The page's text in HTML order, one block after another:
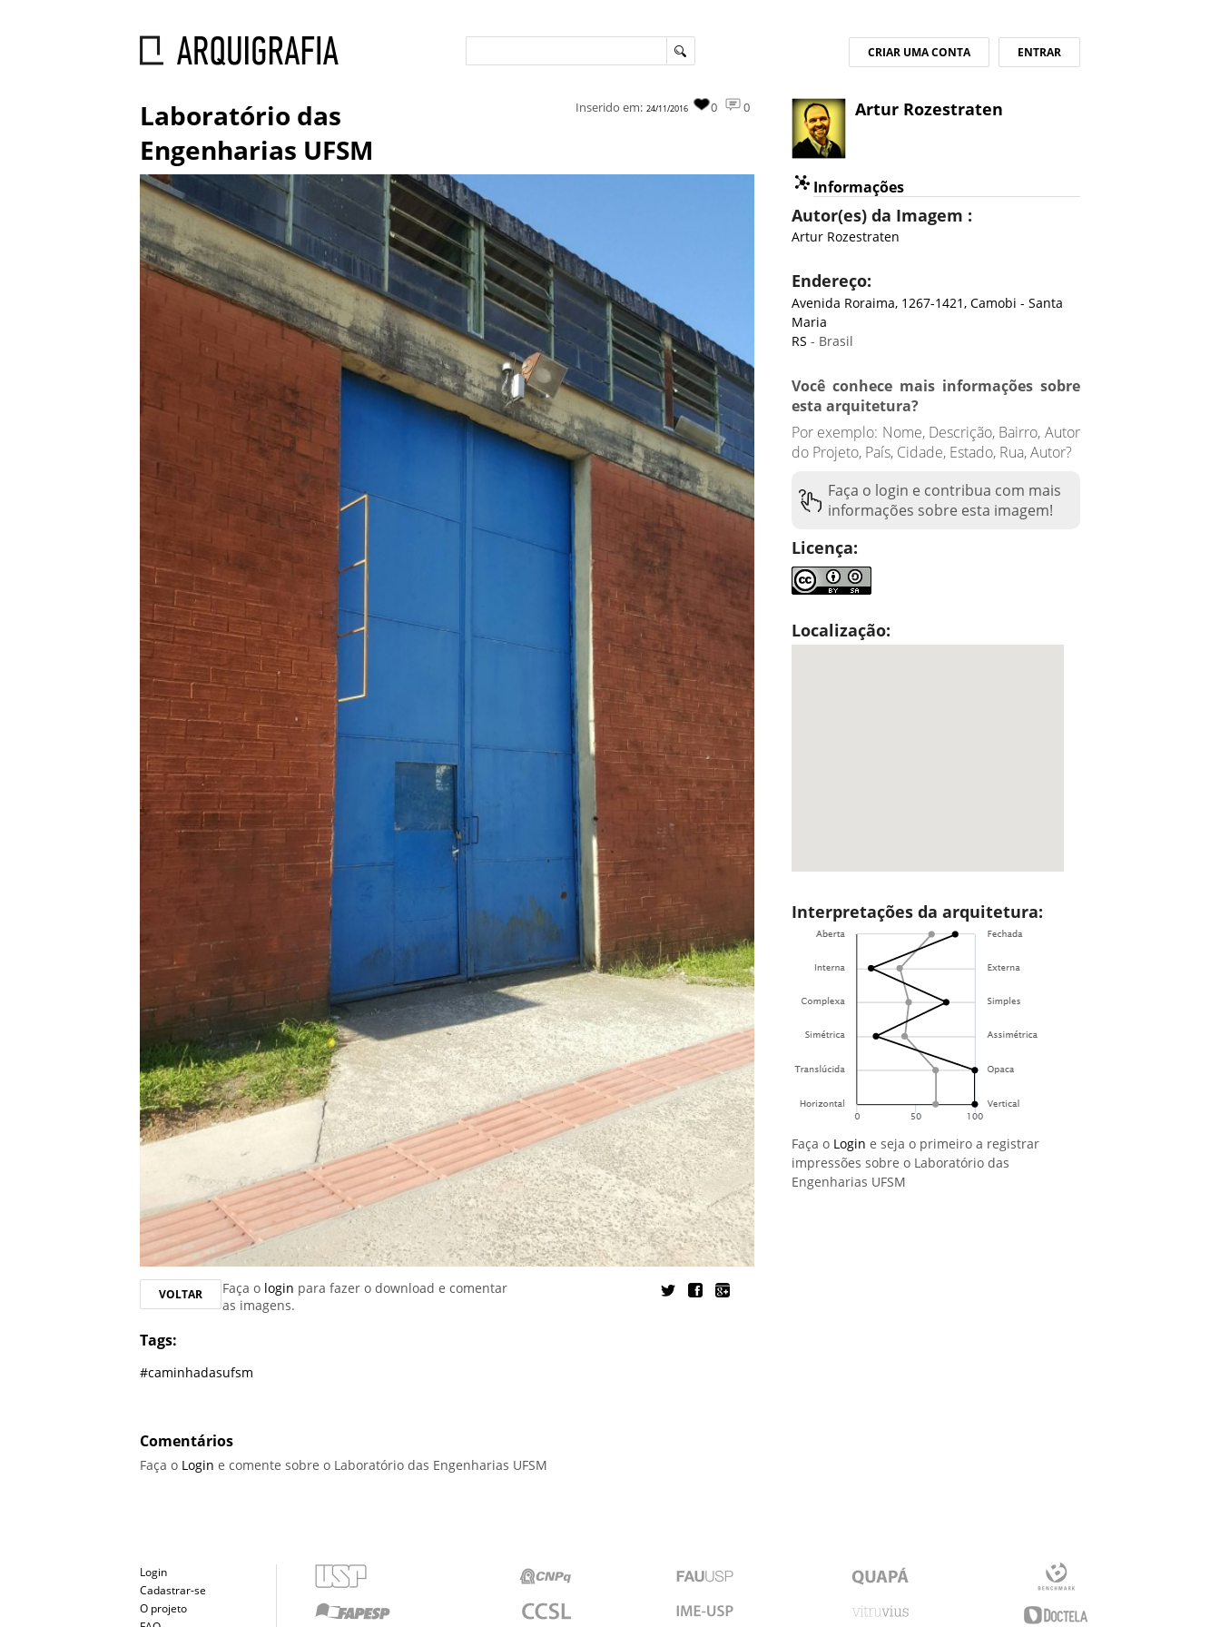
ENTRAR
CRIAR UMA CONTA
Laboratório das
Engenharias UFSM
0
0
Inserido em: 24/11/2016
VOLTAR Faça o login para fazer o download e comentar
as imagens.
Tags:
#caminhadasufsm
Comentários
Faça o Login e comente sobre o Laboratório das Engenharias UFSM
Artur Rozestraten
Informações
Autor(es) da Imagem :
Artur Rozestraten
Endereço:
Avenida Roraima, 1267-1421, Camobi - Santa
Maria
RS - Brasil
Você conhece mais informações sobre
esta arquitetura?
Por exemplo: Nome, Descrição, Bairro, Autor
do Projeto, País, Cidade, Estado, Rua, Autor?
Faça o login e contribua com mais
informações sobre esta imagem!
Licença:
Localização:
Interpretações da arquitetura:
Faça o Login e seja o primeiro a registrar
impressões sobre o Laboratório das
Engenharias UFSM
Login
Cadastrar-se
O projeto